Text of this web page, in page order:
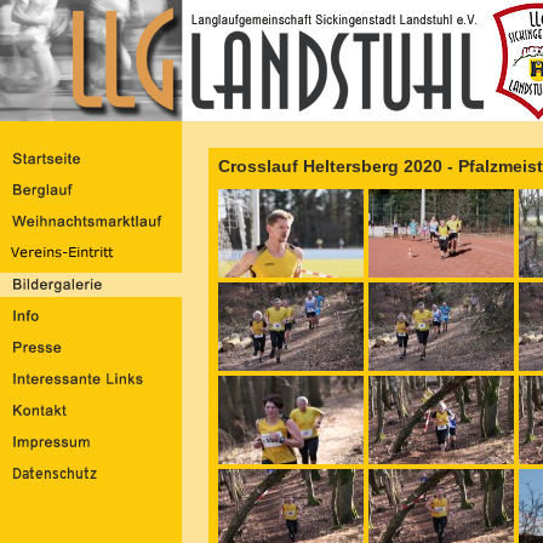
Crosslauf Heltersberg 2020 -